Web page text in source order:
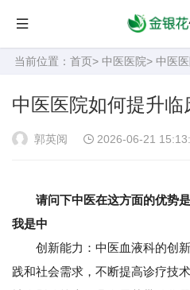
当前位置： 首页> 中医医院> 中医
中医医院如何提升临
郭英阅 2026-06-21
请问下中医在这方面的优势
我是中
创新能力：中医血液科的创新
践和社会需求，不断提高诊疗技